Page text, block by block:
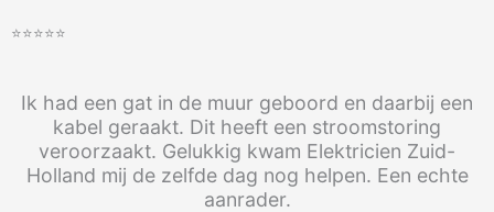
⭐⭐⭐⭐⭐
Ik had een gat in de muur geboord en daarbij een
kabel geraakt. Dit heeft een stroomstoring
veroorzaakt. Gelukkig kwam Elektricien Zuid-
Holland mij de zelfde dag nog helpen. Een echte
aanrader.